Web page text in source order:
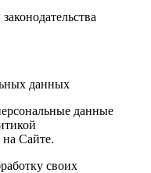
данных
данные
Сайте.
своих